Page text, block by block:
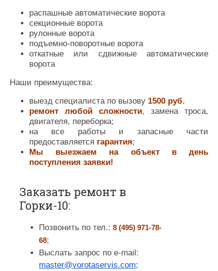
распашные автоматические ворота
секционные ворота
рулонные ворота
подъемно-поворотные ворота
откатные или сдвижные автоматические
ворота
Наши преимущества:
выезд специалиста по вызову 1500 руб.
ремонт любой сложности, замена троса,
двигателя, переборка;
на все работы и запасные части
предоставляется гарантия;
Мы выезжаем на объект в день
поступления заявки!
Заказать ремонт в
Горки-10:
Позвонить по тел.: 8 (495) 971-78-
68;
Выслать запрос по e-mail:
master@vorotaservis.com;